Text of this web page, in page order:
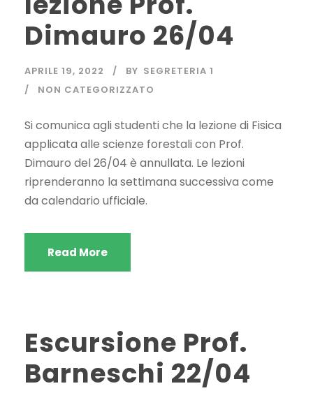
Dimauro 26/04
APRILE 19, 2022 BY SEGRETERIA 1
NON CATEGORIZZATO
Si comunica agli studenti che la lezione di Fisica
applicata alle scienze forestali con Prof.
Dimauro del 26/04 è annullata. Le lezioni
riprenderanno la settimana successiva come
da calendario ufficiale.
Read More
Escursione Prof.
Barneschi 22/04